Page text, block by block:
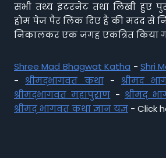
सभी तथ्य इंटरनेट तथा लिखी हुए
होम पेज पैर लिंक दिए है की मदद से
निकालकर एक जगह एकत्रित किया
Shree Mad Bhagwat Katha - Shri
- श्रीमद्भागवत कथा- श्रीमद
श्रीमद्भागवत महापुराण - श्रीमद्
श्रीमद् भागवत कथा ज्ञान यज्ञ - Click